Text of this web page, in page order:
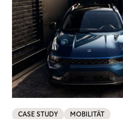
CASE STUDY MOBILITÄT